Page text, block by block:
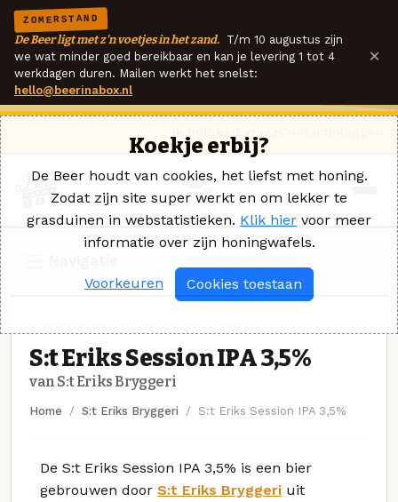
ZOMERSTAND
De Beer ligt met z'n voetjes in het zand. T/m 10 augustus zijn
we wat minder goed bereikbaar en kan je levering 1 tot 4
werkdagen duren. Mailen werkt het snelst:
hello@beerinabox.nl
×
S:t Eriks Session IPA 3,5%
van S:t Eriks Bryggeri
Home S:t Eriks Bryggeri S:t Eriks Session IPA 3,5%
De S:t Eriks Session IPA 3,5% is een bier
gebrouwen door S:t Eriks Bryggeri uit
Koekje erbij?
De Beer houdt van cookies, het liefst met honing.
Zodat zijn site super werkt en om lekker te
grasduinen in webstatistieken. Klik hier voor meer
informatie over zijn honingwafels.
Voorkeuren Cookies toestaan